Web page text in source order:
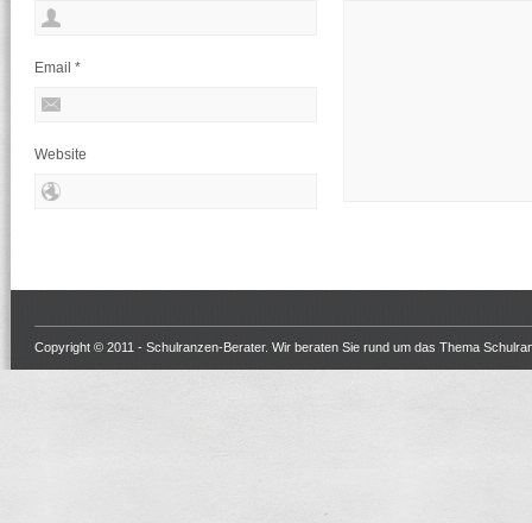
Email *
Website
Copyright © 2011 - Schulranzen-Berater. Wir beraten Sie rund um das Thema